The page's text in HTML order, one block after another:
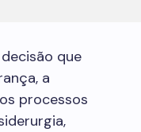
que
a
processos